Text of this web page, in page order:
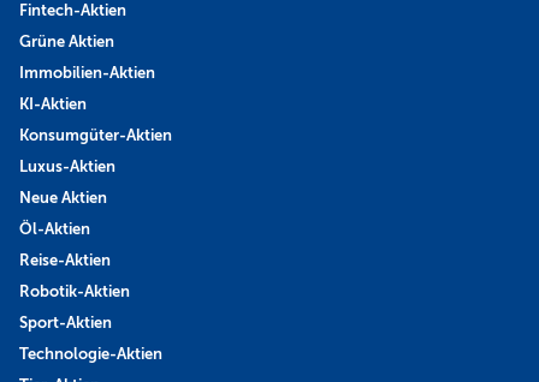
Fintech-Aktien
Grüne Aktien
Immobilien-Aktien
KI-Aktien
Konsumgüter-Aktien
Luxus-Aktien
Neue Aktien
Öl-Aktien
Reise-Aktien
Robotik-Aktien
Sport-Aktien
Technologie-Aktien